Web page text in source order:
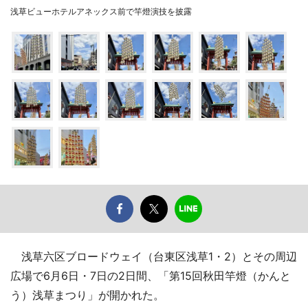
浅草ビューホテルアネックス前で竿燈演技を披露
浅草六区ブロードウェイ（台東区浅草1・2）とその周辺
広場で6月6日・7日の2日間、「第15回秋田竿燈（かんと
う）浅草まつり」が開かれた。